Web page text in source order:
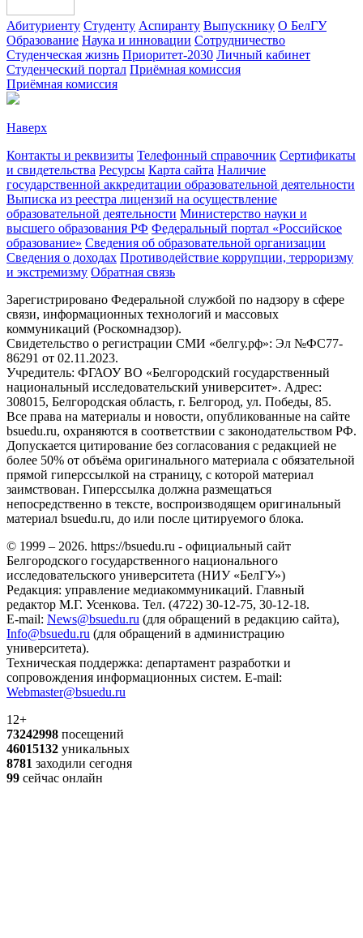
Абитуриенту Студенту Аспиранту Выпускнику О БелГУ
Образование Наука и инновации Сотрудничество
Студенческая жизнь Приоритет-2030 Личный кабинет
Студенческий портал Приёмная комиссия
Приёмная комиссия
Наверх
Контакты и реквизиты Телефонный справочник Сертификаты
и свидетельства Ресурсы Карта сайта Наличие
государственной аккредитации образовательной деятельности
Выписка из реестра лицензий на осуществление
образовательной деятельности Министерствo науки и
высшего образования РФ Федеральный портал «Российское
образование» Сведения об образовательной организации
Сведения о доходах Противодействие коррупции, терроризму
и экстремизму Обратная связь
Зарегистрировано Федеральной службой по надзору в сфере
связи, информационных технологий и массовых
коммуникаций (Роскомнадзор).
Свидетельство о регистрации СМИ «белгу.рф»: Эл №ФС77-
86291 от 02.11.2023.
Учредитель: ФГАОУ ВО «Белгородский государственный
национальный исследовательский университет». Адрес:
308015, Белгородская область, г. Белгород, ул. Победы, 85.
Все права на материалы и новости, опубликованные на сайте
bsuedu.ru, охраняются в соответствии с законодательством РФ.
Допускается цитирование без согласования с редакцией не
более 50% от объёма оригинального материала с обязательной
прямой гиперссылкой на страницу, с которой материал
заимствован. Гиперссылка должна размещаться
непосредственно в тексте, воспроизводящем оригинальный
материал bsuedu.ru, до или после цитируемого блока.
© 1999 – 2026. https://bsuedu.ru - официальный сайт
Белгородского государственного национального
исследовательского университета (НИУ «БелГУ»)
Редакция: управление медиакоммуникаций. Главный
редактор М.Г. Усенкова. Тел. (4722) 30-12-75, 30-12-18.
E-mail: News@bsuedu.ru (для обращений в редакцию сайта),
Info@bsuedu.ru (для обращений в администрацию
университета).
Техническая поддержка: департамент разработки и
сопровождения информационных систем. E-mail:
Webmaster@bsuedu.ru
12+
73242998 посещений
46015132 уникальных
8781 заходили сегодня
99 сейчас онлайн